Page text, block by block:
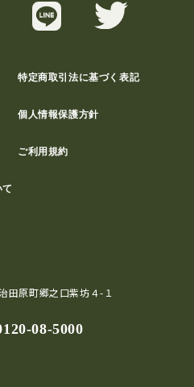
特定商取引法に基づく表記
個人情報保護方針
ご利用規約
原町郷之口紫坊４-１
08-5000